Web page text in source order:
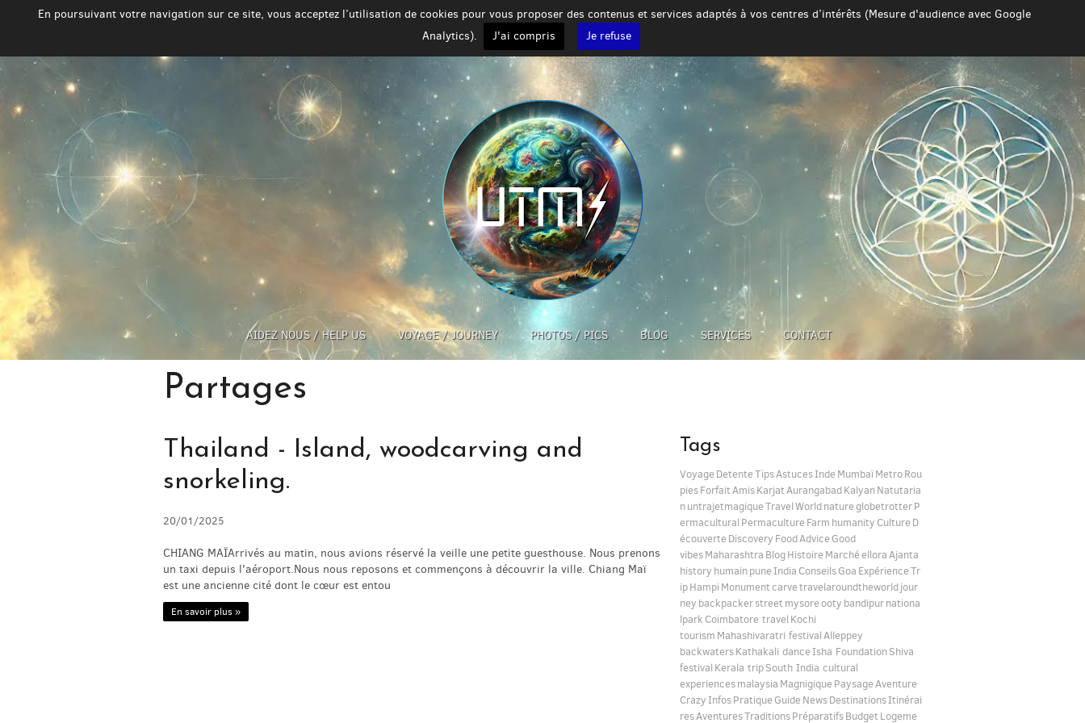
En poursuivant votre navigation sur ce site, vous acceptez l’utilisation de cookies pour vous proposer des contenus et services adaptés à vos centres d’intérêts (Mesure d'audience avec Google
Analytics).
J'ai compris Je refuse
AIDEZ NOUS / HELP US VOYAGE / JOURNEY PHOTOS / PICS BLOG SERVICES CONTACT
Partages
Thailand - Island, woodcarving and
snorkeling.
20/01/2025
CHIANG MAÏArrivés au matin, nous avions réservé la veille une petite guesthouse. Nous prenons
un taxi depuis l'aéroport.Nous nous reposons et commençons à découvrir la ville. Chiang Maï
est une ancienne cité dont le cœur est entou
En savoir plus »
Tags
Voyage DetenteTipsAstucesInde MumbaïMetroRou
piesForfaitAmisKarjatAurangabadKalyanNatutaria
nuntrajetmagiqueTravelWorldnature globetrotterP
ermacultural Permaculture Farm humanity Culture D
écouverte Discovery FoodAdvice Good
vibesMaharashtra BlogHistoire Marché elloraAjanta
history humainpuneIndia ConseilsGoa ExpérienceTr
ipHampi Monument carvetravelaroundtheworldjour
ney backpackerstreet mysore ooty bandipurnationa
lpark Coimbatore travel Kochi
tourism Mahashivaratri festivalAlleppey
backwatersKathakali danceIsha FoundationShiva
festival Kerala tripSouth India cultural
experiencesmalaysia Magnigique PaysageAventure
CrazyInfosPratique Guide NewsDestinationsItinérai
resAventuresTraditionsPréparatifsBudget Logeme